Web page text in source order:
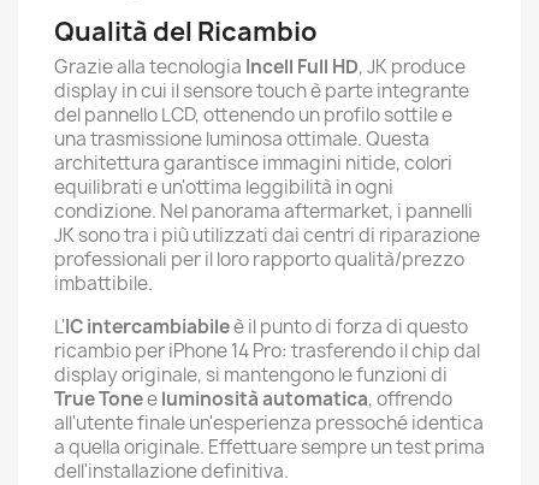
Qualità del Ricambio
Grazie alla tecnologia Incell Full HD, JK produce
display in cui il sensore touch è parte integrante
del pannello LCD, ottenendo un profilo sottile e
una trasmissione luminosa ottimale. Questa
architettura garantisce immagini nitide, colori
equilibrati e un'ottima leggibilità in ogni
condizione. Nel panorama aftermarket, i pannelli
JK sono tra i più utilizzati dai centri di riparazione
professionali per il loro rapporto qualità/prezzo
imbattibile.
L'IC intercambiabileè il punto di forza di questo
ricambio per iPhone 14 Pro: trasferendo il chip dal
display originale, si mantengono le funzioni di
True Toneeluminosità automatica, offrendo
all'utente finale un'esperienza pressoché identica
a quella originale. Effettuare sempre un test prima
dell'installazione definitiva.